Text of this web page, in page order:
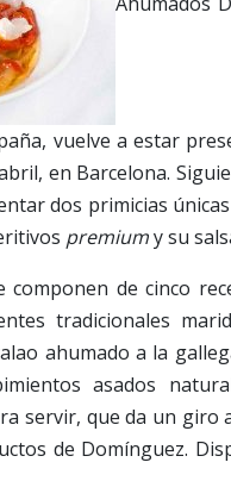
vuelve a estar
en Barcelona.
dos primicias
premiumy su
componen de cinco
tradicionales
ahumado a la
asados
servir, que da un giro
de Domínguez.